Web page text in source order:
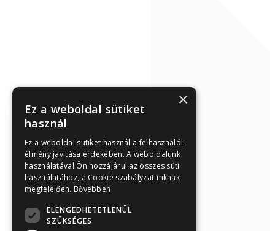
×
Ez a weboldal sütiket
használ
Ez a weboldal sütiket használ a felhasználói
élmény javítása érdekében. A weboldalunk
használatával Ön hozzájárul az összes süti
használatához, a Cookie szabályzatunknak
megfelelően. Bővebben
ELENGEDHETETLENÜL
SZÜKSÉGES